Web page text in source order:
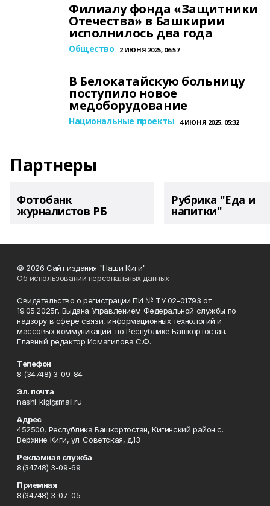
Филиалу фонда «Защитники
Отечества» в Башкирии
исполнилось два года
Общество 2 ИЮНЯ 2025, 06:57
В Белокатайскую больницу
поступило новое
медоборудование
Национальные проекты 4 ИЮНЯ 2025, 05:32
Партнеры
Фотобанк
журналистов РБ
Рубрика "Еда и
напитки"
© 2026 Сайт издания "Наши Киги"
Об использовании персональных данных
Свидетельство о регистрации ПИ № ТУ 02-01793 от
19.05.2025г. Выдана Управлением Федеральной службы по
надзору в сфере связи, информационных технологий и
массовых коммуникаций по Республике Башкортостан.
Главный редактор Исмагилова С.Ф.
Телефон
8 (34748) 3-09-84
Эл. почта
nashi_kigi@mail.ru
Адрес
452500, Республика Башкортостан, Кигинский район с.
Верхние Киги, ул. Советская, д.13
Рекламная служба
8(34748) 3-09-69
Приемная
8(34748) 3-07-05